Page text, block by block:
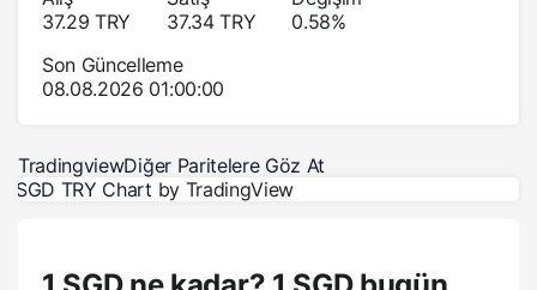
37.29TRY
37.34TRY
0.58%
Son Güncelleme
08.08.2026 01:00:00
TradingviewDiğer Paritelere Göz At
SGD TRY Chart by TradingView